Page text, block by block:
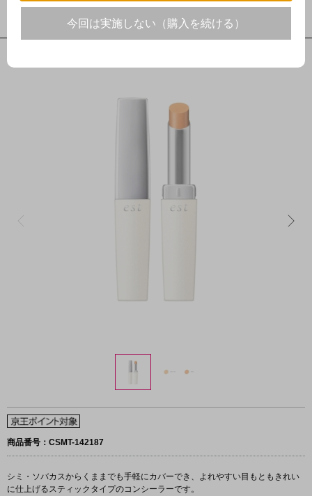
【店舗お渡し】[エスト]エスト クリアアップコンシーラース
商品番号：CSMT-142187
シミ・ソバカスからくままでも手軽にカバーでき、よれやすい目もともきれい
に仕上げるスティックタイプのコンシーラーです。
今回は実施しない（購入を続ける）